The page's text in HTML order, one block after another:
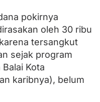
pokirnya
oleh 30 ribu
tersangkut
sejak program
Kota
karibnya), belum